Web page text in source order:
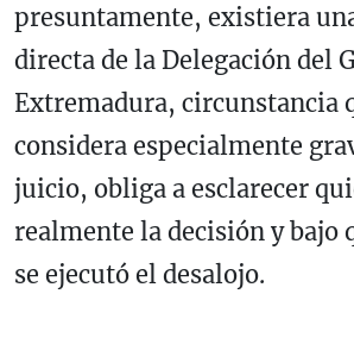
presuntamente, existiera
directa de la Delegación del
Extremadura, circunstancia
considera especialmente
juicio, obliga a esclarecer
realmente la decisión y bajo
se ejecutó el desalojo.